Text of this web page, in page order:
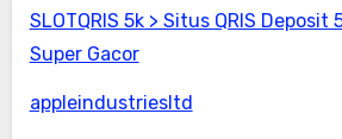
SLOTQRIS 5k > Situs QRIS Deposit
Super Gacor
appleindustriesltd